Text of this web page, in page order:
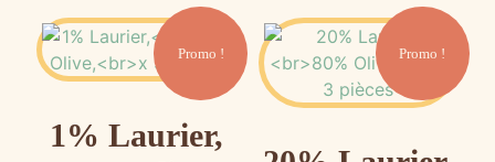
Promo !
1% Laurier,
Promo !